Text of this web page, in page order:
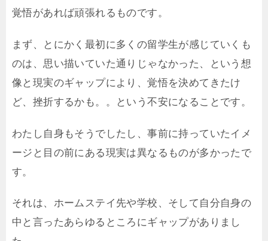
覚悟があれば頑張れるものです。
まず、とにかく最初に多くの留学生が感じていくも
のは、思い描いていた通りじゃなかった、という想
像と現実のギャップにより、覚悟を決めてきたけ
ど、挫折するかも。。という不安になることです。
わたし自身もそうでしたし、事前に持っていたイメ
ージと目の前にある現実は異なるものが多かったで
す。
それは、ホームステイ先や学校、そして自分自身の
中と言ったあらゆるところにギャップがありまし